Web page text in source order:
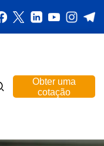
Obter uma
cotação